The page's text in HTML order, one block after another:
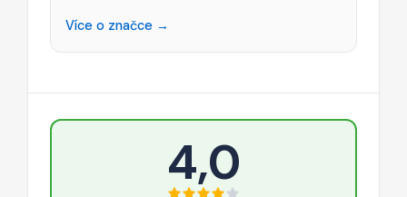
Více o značce →
4,0